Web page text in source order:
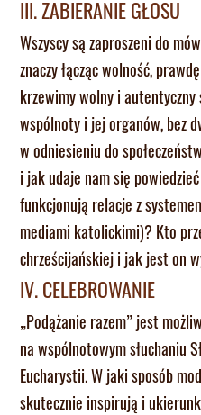
III. ZABIERANIE GŁOSU
Wszyscy są zaproszeni do
znaczy łącząc wolność,
krzewimy wolny i
wspólnoty i jej organów, bez
w odniesieniu do
i jak udaje nam się
funkcjonują relacje z
mediami katolickimi)? Kto
chrześcijańskiej i jak jest on
IV. CELEBROWANIE
„Podążanie razem” jest
na wspólnotowym słuchaniu
Eucharystii. W jaki sposób
skutecznie inspirują i